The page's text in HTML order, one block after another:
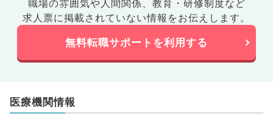
職場の雰囲気や人間関係、 教育・研修制度など
求人票に掲載されていない情報をお伝えします。
無料転職サポートを利用する
医療機関情報